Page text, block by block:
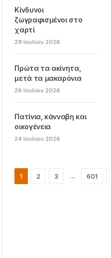
Κίνδυνοι
ζωγραφισμένοι στο
χαρτί
29 Ιουλίου 2026
Πρώτα τα ακίνητα,
μετά τα μακαρόνια
26 Ιουλίου 2026
Πατίνια, κάνναβη και
οικογένεια
24 Ιουλίου 2026
1 2 3 … 601